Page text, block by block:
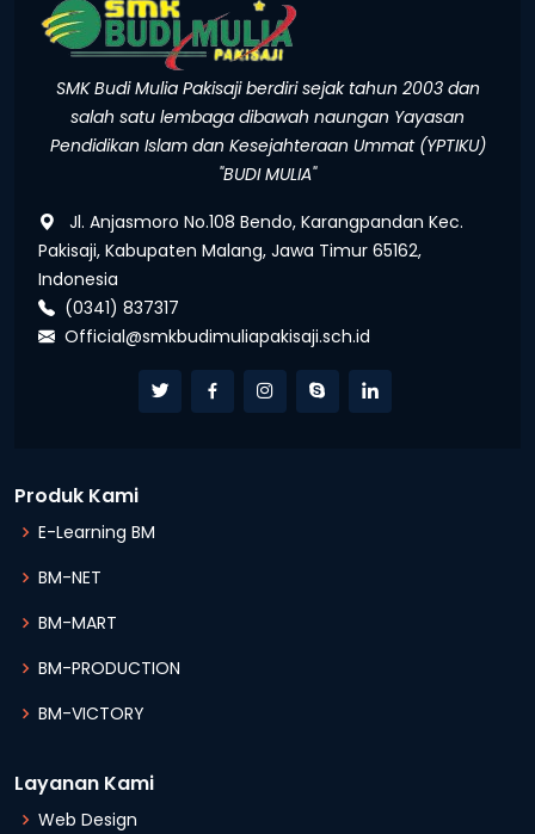
SMK Budi Mulia Pakisaji berdiri sejak tahun 2003 dan
salah satu lembaga dibawah naungan Yayasan
Pendidikan Islam dan Kesejahteraan Ummat (YPTIKU)
"BUDI MULIA"
Jl. Anjasmoro No.108 Bendo, Karangpandan Kec.
Pakisaji, Kabupaten Malang, Jawa Timur 65162,
Indonesia
(0341) 837317
Official@smkbudimuliapakisaji.sch.id
Produk Kami
E-Learning BM
BM-NET
BM-MART
BM-PRODUCTION
BM-VICTORY
Layanan Kami
Web Design